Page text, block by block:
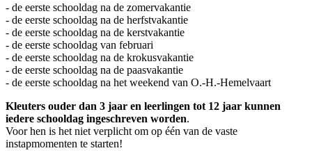
- de eerste schooldag na de zomervakantie
- de eerste schooldag na de herfstvakantie
- de eerste schooldag na de kerstvakantie
- de eerste schooldag van februari
- de eerste schooldag na de krokusvakantie
- de eerste schooldag na de paasvakantie
- de eerste schooldag na het weekend van O.-H.-Hemelvaart
Kleuters ouder dan 3 jaar en leerlingen tot 12 jaar kunnen
iedere schooldag ingeschreven worden.
Voor hen is het niet verplicht om op één van de vaste
instapmomenten te starten!